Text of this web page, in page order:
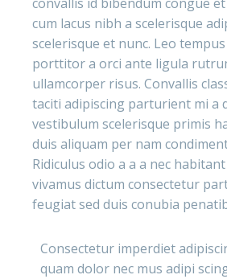
cum lacus nibh a scelerisque
scelerisque et nunc. Leo
porttitor a orci ante ligula
ullamcorper risus. Convallis
taciti adipiscing parturient mi a
vestibulum scelerisque primis
duis aliquam per nam
Ridiculus odio a a a nec
vivamus dictum consectetur
feugiat sed duis conubia
Consectetur imperdiet
quam dolor nec mus adipi